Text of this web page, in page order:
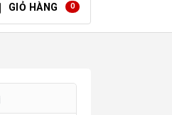
GIỎ HÀNG 0